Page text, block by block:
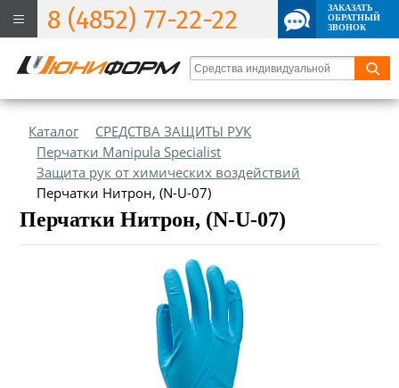
8 (4852) 77-22-22
ЗАКАЗАТЬ
ОБРАТНЫЙ
ЗВОНОК
Каталог
СРЕДСТВА ЗАЩИТЫ РУК
Перчатки Manipula Specialist
Защита рук от химических воздействий
Перчатки Нитрон, (N-U-07)
Перчатки Нитрон, (N-U-07)